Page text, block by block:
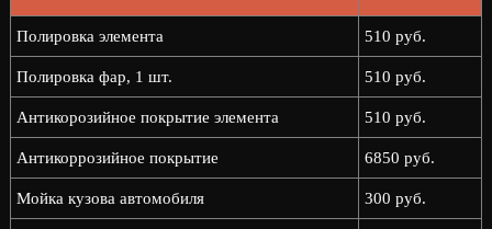
Полировка элемента 510 руб.
Полировка фар, 1 шт. 510 руб.
Антикорозийное покрытие элемента 510 руб.
Антикоррозийное покрытие 6850 руб.
Мойка кузова автомобиля 300 руб.